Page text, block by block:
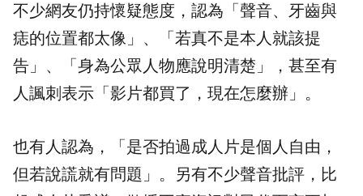
不少網友仍持懷疑態度，認為「聲音、牙齒與
痣的位置都太像」、「若真不是本人就該提
告」、「身為公眾人物應說明清楚」，甚至有
人諷刺表示「影片都買了，現在怎麼辦」。
也有人認為，「是否拍過成人片是個人自由，
但若說謊就有問題」。另有不少聲音批評，比